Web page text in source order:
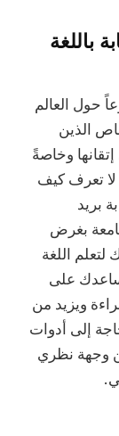
باللغة
حول العالم
الذين
وخاصةً
لا تعرف كيف
بريد
بغرض
اللغة
على
ويزيد من
إلى أدوات
وجهة نظري